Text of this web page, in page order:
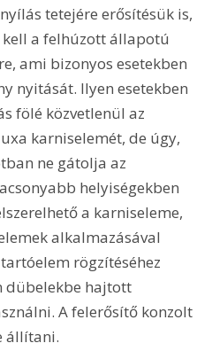
tetejére erősítésük is,
a felhúzott állapotú
ami bizonyos esetekben
nyitását. Ilyen esetekben
fölé közvetlenül az
karniselemét, de úgy,
ne gátolja az
helyiségekben
a karniseleme,
alkalmazásával
rögzítéséhez
dübelekbe hajtott
A felerősítő konzolt
állítani.